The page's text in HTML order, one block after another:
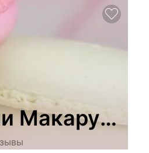
Макаруни